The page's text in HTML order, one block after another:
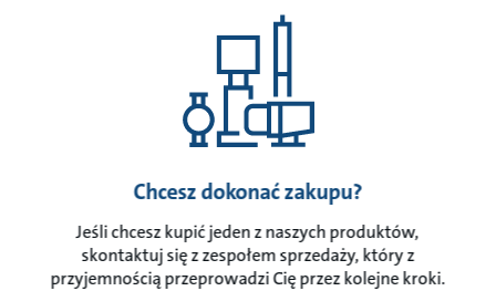
Chcesz dokonać zakupu?
Jeśli chcesz kupić jeden z naszych produktów,
skontaktuj się z zespołem sprzedaży, który z
przyjemnością przeprowadzi Cię przez kolejne kroki.